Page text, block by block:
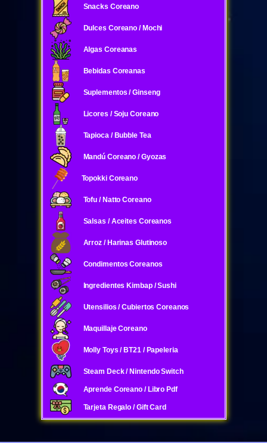
Snacks Coreano
Dulces Coreano / Mochi
Algas Coreanas
Bebidas Coreanas
Suplementos / Ginseng
Licores / Soju Coreano
Tapioca / Bubble Tea
Mandú Coreano / Gyozas
Topokki Coreano
Tofu / Natto Coreano
Salsas / Aceites Coreanos
Arroz / Harinas Glutinoso
Condimentos Coreanos
Ingredientes Kimbap / Sushi
Utensilios / Cubiertos Coreanos
Maquillaje Coreano
Molly Toys / BT21 / Papeleria
Steam Deck / Nintendo Switch
Aprende Coreano / Libro Pdf
Tarjeta Regalo / Gift Card